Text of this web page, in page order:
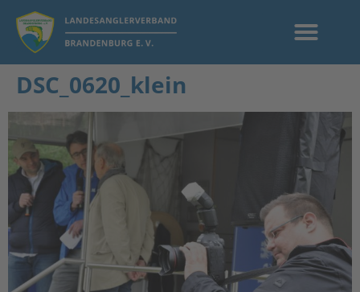
DSC_0620_klein